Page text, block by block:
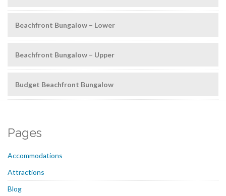
Beachfront Bungalow – Lower
Beachfront Bungalow – Upper
Budget Beachfront Bungalow
Pages
Accommodations
Attractions
Blog